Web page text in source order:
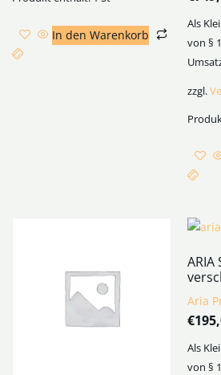
In den Warenkorb
Als
von §
zzgl.
ARIA
Aria
€
Als
von §